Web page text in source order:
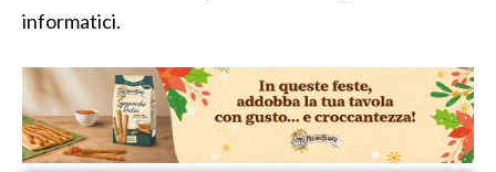
informatici.